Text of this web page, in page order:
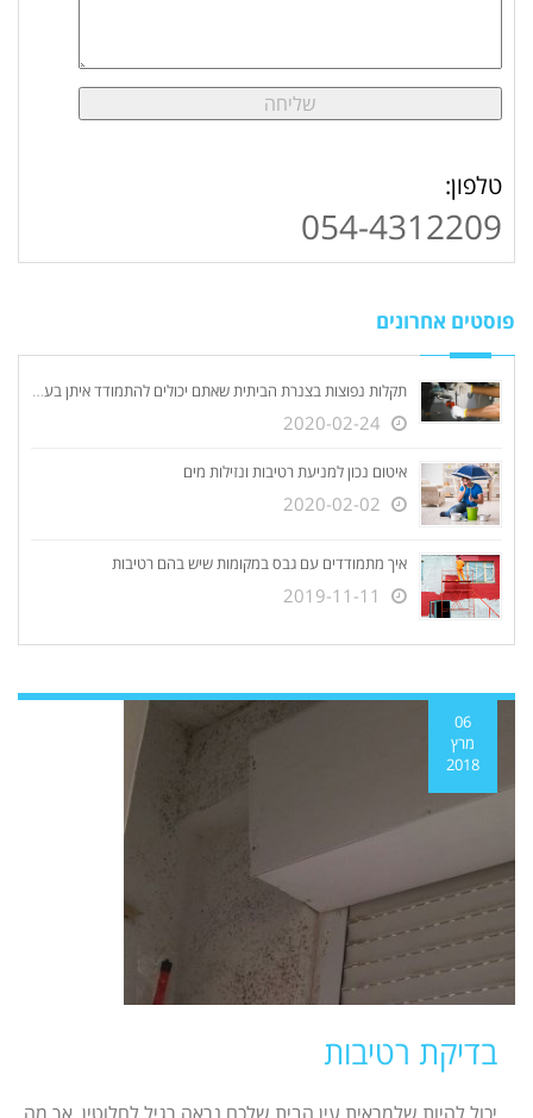
טלפון:
054-4312209
פוסטים אחרונים
תקלות נפוצות בצנרת הביתית שאתם יכולים להתמודד איתן בעצמכם
איטום נכון למניעת רטיבות ונזילות מים
איך מתמודדים עם גבס במקומות שיש בהם רטיבות
06
מרץ
2018
בדיקת רטיבות